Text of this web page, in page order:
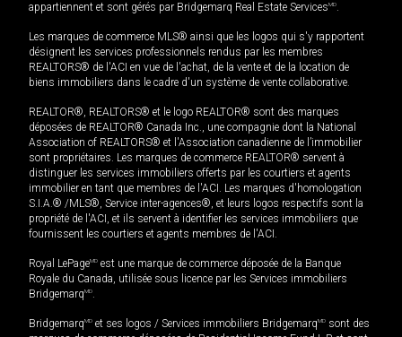
appartiennent et sont gérés par Bridgemarq Real Estate ServicesMD.
Les marques de commerce MLS® ainsi que les logos qui s'y rapportent
désignent les services professionnels rendus par les membres
REALTORS® de l'ACI en vue de l'achat, de la vente et de la location de
biens immobiliers dans le cadre d'un système de vente collaborative.
REALTOR®, REALTORS® et le logo REALTOR® sont des marques
déposées de REALTOR® Canada Inc., une compagnie dont la National
Association of REALTORS® et l'Association canadienne de l’immobilier
sont propriétaires. Les marques de commerce REALTOR® servent à
distinguer les services immobiliers offerts par les courtiers et agents
immobilier en tant que membres de l'ACI. Les marques d'homologation
S.I.A.® /MLS®, Service inter-agences®, et leurs logos respectifs sont la
propriété de l'ACI, et ils servent à identifier les services immobiliers que
fournissent les courtiers et agents membres de l'ACI.
Royal LePageMD est une marque de commerce déposée de la Banque
Royale du Canada, utilisée sous licence par les Services immobiliers
BridgemarqMD.
BridgemarqMD et ses logos / Services immobiliers BridgemarqMD sont des